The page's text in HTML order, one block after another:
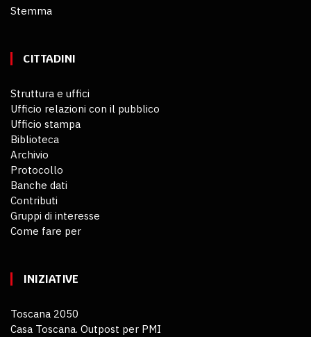
Stemma
CITTADINI
Struttura e uffici
Ufficio relazioni con il pubblico
Ufficio stampa
Biblioteca
Archivio
Protocollo
Banche dati
Contributi
Gruppi di interesse
Come fare per
INIZIATIVE
Toscana 2050
Casa Toscana. Outpost per PMI